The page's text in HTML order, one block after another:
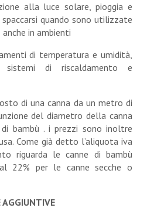
alla luce solare, pioggia e
quando sono utilizzate
anche in ambienti
di temperatura e umidità,
di riscaldamento e
di una canna da un metro di
del diametro della canna
bambù . i prezzi sono inoltre
Come già detto l’aliquota iva
riguarda le canne di bambù
22% per le canne secche o
AGGIUNTIVE